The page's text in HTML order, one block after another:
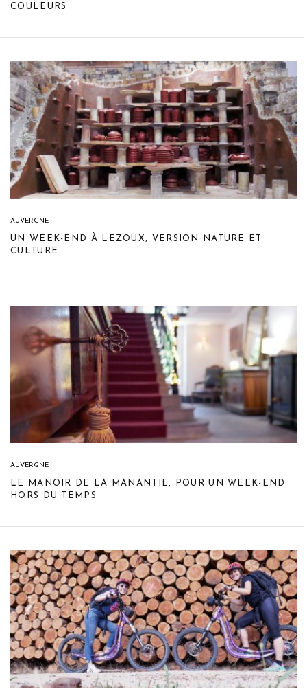
COULEURS
AUVERGNE
UN WEEK-END À LEZOUX, VERSION NATURE ET
CULTURE
AUVERGNE
LE MANOIR DE LA MANANTIE, POUR UN WEEK-END
HORS DU TEMPS